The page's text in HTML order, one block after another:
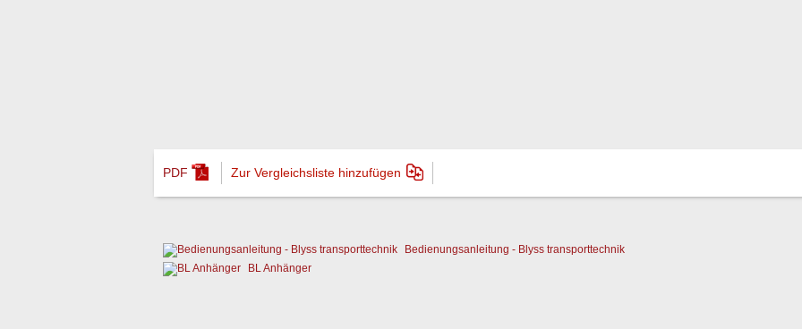
PDF Zur Vergleichsliste hinzufügen
Bedienungsanleitung - Blyss transporttechnik
BL Anhänger